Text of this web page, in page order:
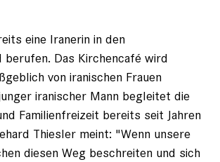
eine Iranerin in den
berufen. Das Kirchencafé wird
von iranischen Frauen
iranischer Mann begleitet die
­Familienfreizeit bereits seit Jahren
Thiesler meint: "Wenn unsere
diesen Weg beschreiten und sich